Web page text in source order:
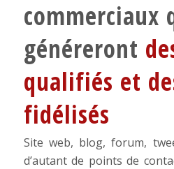
commerciaux
généreront
qualifiés et
fidélisés
Site web, blog, forum,
d’autant de points de